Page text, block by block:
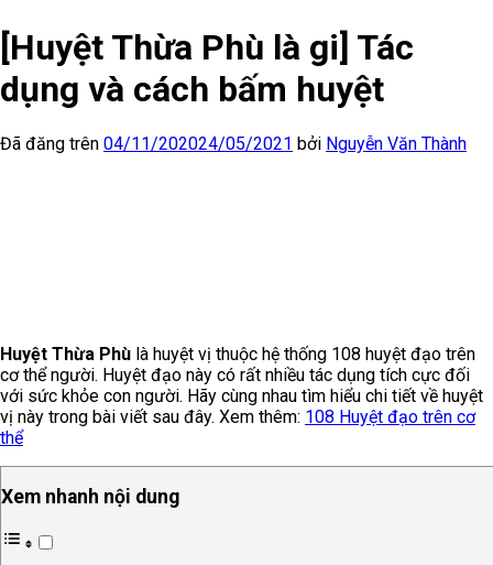
[Huyệt Thừa Phù là gi] Tác
dụng và cách bấm huyệt
Đã đăng trên 04/11/202024/05/2021 bởi Nguyễn Văn Thành
Huyệt Thừa Phù là huyệt vị thuộc hệ thống 108 huyệt đạo trên
cơ thể người. Huyệt đạo này có rất nhiều tác dụng tích cực đối
với sức khỏe con người. Hãy cùng nhau tìm hiểu chi tiết về huyệt
vị này trong bài viết sau đây. Xem thêm: 108 Huyệt đạo trên cơ
thể
Xem nhanh nội dung